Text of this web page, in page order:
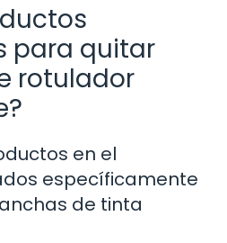
para quitar
rotulador
en el
específicamente
de tinta